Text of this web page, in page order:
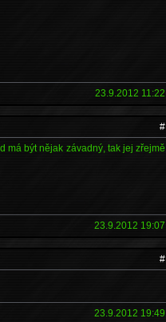
23.9.2012 11:22
#
má být nějak závadný, tak jej zřejmě
23.9.2012 19:07
#
23.9.2012 19:49